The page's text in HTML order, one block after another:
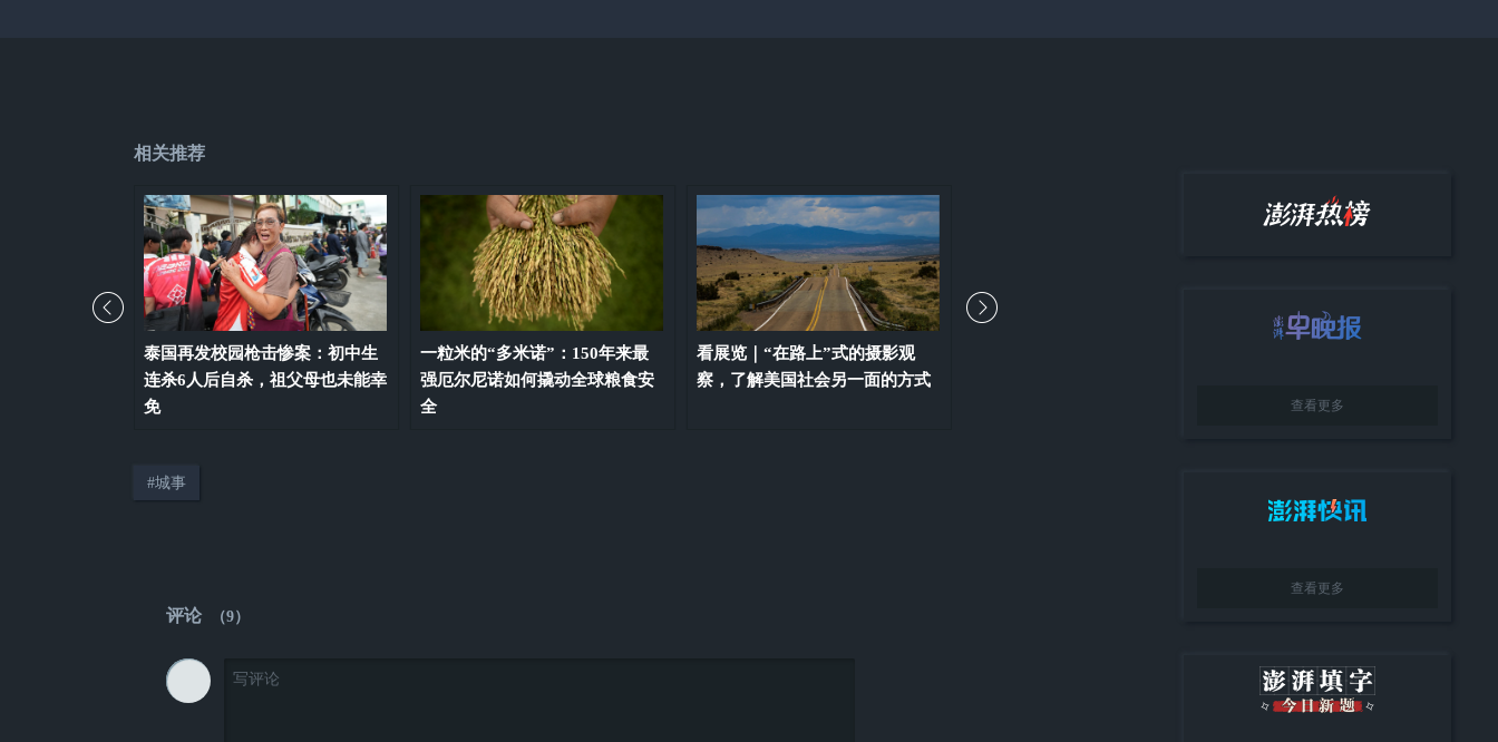
相关推荐
泰国再发校园枪击惨案：初中生
连杀6人后自杀，祖父母也未能幸
免
一粒米的“多米诺”：150年来最
强厄尔尼诺如何撬动全球粮食安
全
看展览｜“在路上”式的摄影观
察，了解美国社会另一面的方式
#城事
评论 （9）
查看更多
查看更多